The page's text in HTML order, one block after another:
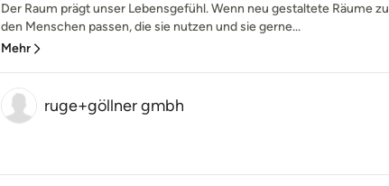
Der Raum prägt unser Lebensgefühl. Wenn neu gestaltete Räume zu
den Menschen passen, die sie nutzen und sie gerne...
Mehr
ruge+göllner gmbh